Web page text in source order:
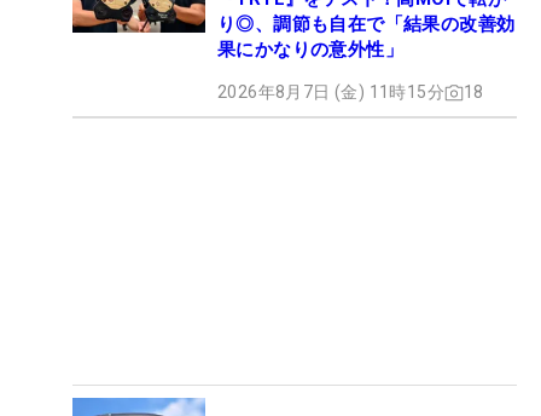
り◎、調節も自在で「結果の改善効
果にかなりの意外性」
2026年8月7日 (金) 11時15分 18